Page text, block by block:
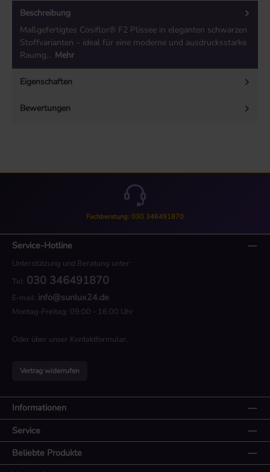
Beschreibung
Maßgefertigtes Cosiflor® F2 Plissee in eleganten schwarzen
Stoffvarianten – ideal für eine moderne und ausdrucksstarke
Raumg… Mehr
Eigenschaften
Bewertungen
Fachberatung: 030 346491870
Service-Hotline
Unterstützung und Beratung unter:
Tel: 030 346491870
E-mail: info@sunlux24.de
Montag-Freitag: 09:00 - 16:00 Uhr
Oder über unser Kontaktformular.
Vertrag widerrufen
Informationen
Service
Beliebte Produkte